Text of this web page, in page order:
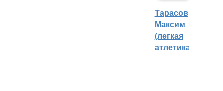
Тарасов
Максим
(легкая
атлетика)